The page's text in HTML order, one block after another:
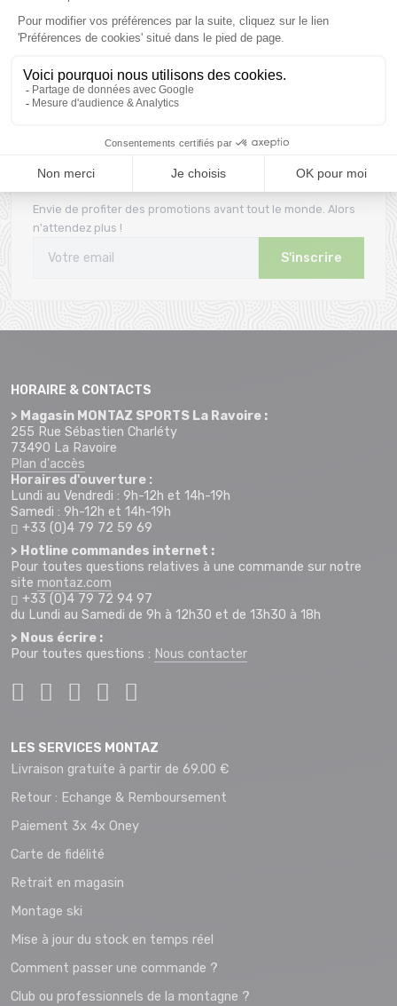
Une équipe
Une équipe de passionnés
Fidélité
Bons d'achat offerts dès
Inscrivez-vous à la newsletter
Envie de profiter des promotions avant tout le monde. Alors
n'attendez plus !
S'inscrire
HORAIRE & CONTACTS
> Magasin MONTAZ SPORTS La Ravoire :
255 Rue Sébastien Charléty
73490 La Ravoire
Plan d'accès
Horaires d'ouverture :
Lundi au Vendredi : 9h-12h et 14h-19h
Samedi : 9h-12h et 14h-19h
+33 (0)4 79 72 59 69
> Hotline commandes internet :
Pour toutes questions relatives à une commande sur notre
site montaz.com
+33 (0)4 79 72 94 97
du Lundi au Samedi de 9h à 12h30 et de 13h30 à 18h
> Nous écrire :
Pour toutes questions : Nous contacter
LES SERVICES MONTAZ
Livraison gratuite à partir de 69.00 €
Retour : Echange & Remboursement
Paiement 3x 4x Oney
Carte de fidélité
Retrait en magasin
Montage ski
Mise à jour du stock en temps réel
Comment passer une commande ?
Club ou professionnels de la montagne ?